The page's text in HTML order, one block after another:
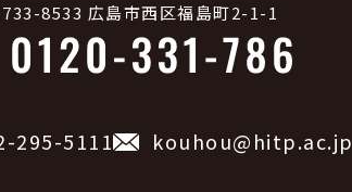
733-8533 広島市西区福島町2-1-1
295-5111 kouhou@hitp.ac.jp